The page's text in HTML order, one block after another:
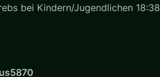
bei Kindern/Jugendlichen 18:38